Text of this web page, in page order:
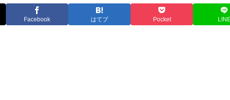
Facebook はてブ Pocket